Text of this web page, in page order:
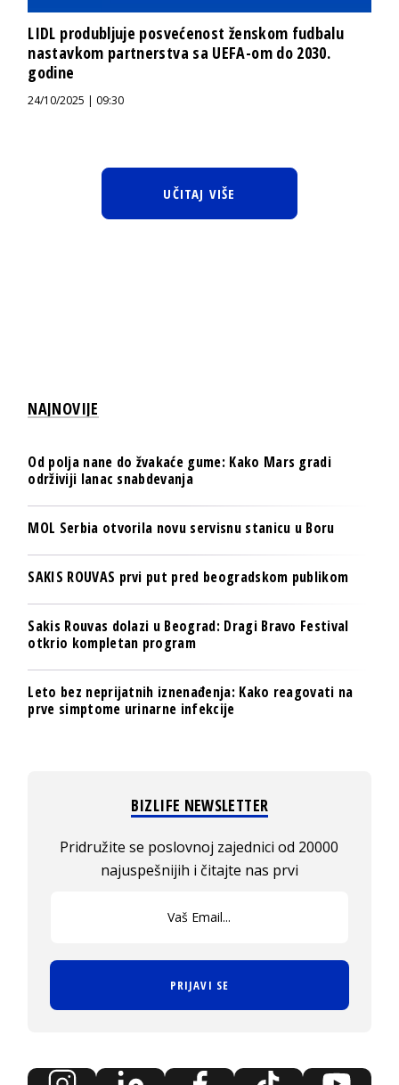
LIDL produbljuje posvećenost ženskom fudbalu
nastavkom partnerstva sa UEFA-om do 2030.
godine
24/10/2025 | 09:30
UČITAJ VIŠE
NAJNOVIJE
Od polja nane do žvakaće gume: Kako Mars gradi
održiviji lanac snabdevanja
MOL Serbia otvorila novu servisnu stanicu u Boru
SAKIS ROUVAS prvi put pred beogradskom publikom
Sakis Rouvas dolazi u Beograd: Dragi Bravo Festival
otkrio kompletan program
Leto bez neprijatnih iznenađenja: Kako reagovati na
prve simptome urinarne infekcije
BIZLIFE NEWSLETTER
Pridružite se poslovnoj zajednici od 20000
najuspešnijih i čitajte nas prvi
PRIJAVI SE